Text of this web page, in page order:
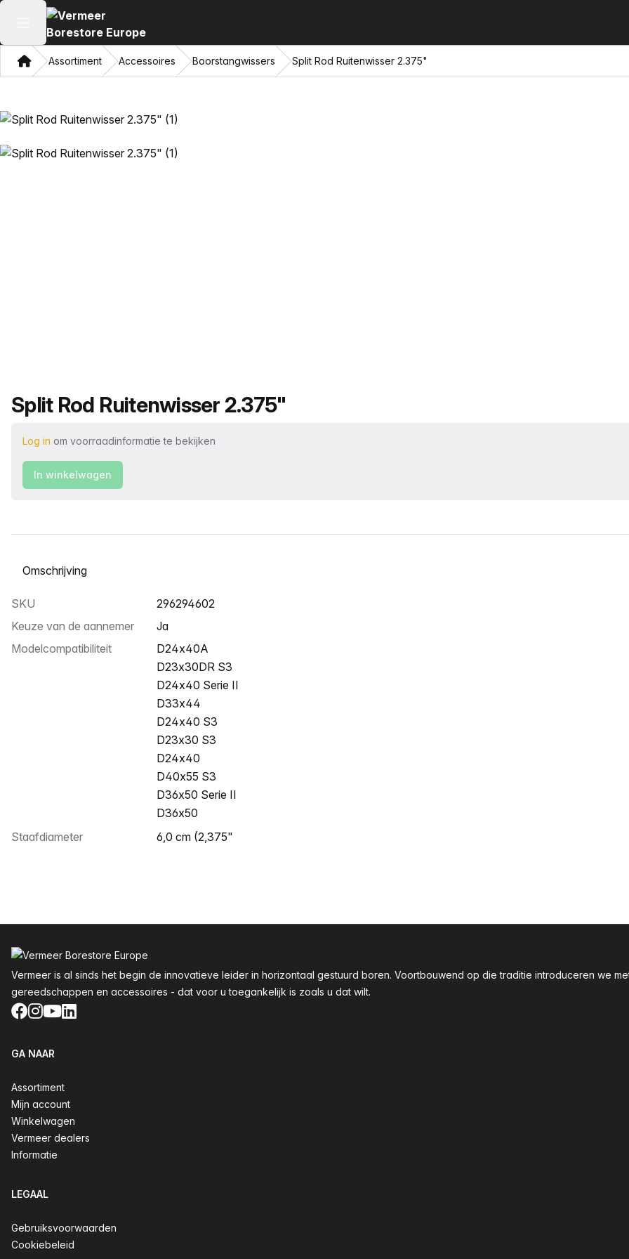
Hoofdmenu openen
ThuisAssortiment Accessoires Boorstangwissers Split Rod Ruitenwisser 2.375"
Productnaam
Split Rod Ruitenwisser 2.375"
Log in om voorraadinformatie te bekijken
In winkelwagen
Selecteer een tabblad
SKU
296294602
Keuze van de aannemer
Ja
Modelcompatibiliteit
D24x40A
D23x30DR S3
D24x40 Serie II
D33x44
D24x40 S3
D23x30 S3
D24x40
D40x55 S3
D36x50 Serie II
D36x50
Staafdiameter
6,0 cm (2,375"
Vermeer is al sinds het begin de innovatieve leider in horizontaal gestuurd boren. Voortbouwend op die traditie introduceren we
gereedschappen en accessoires - dat voor u toegankelijk is zoals u dat wilt.
Facebook
Instagram
YouTube
LinkedIn
GA NAAR
Assortiment
Mijn account
Winkelwagen
Vermeer dealers
Informatie
LEGAAL
Gebruiksvoorwaarden
Cookiebeleid